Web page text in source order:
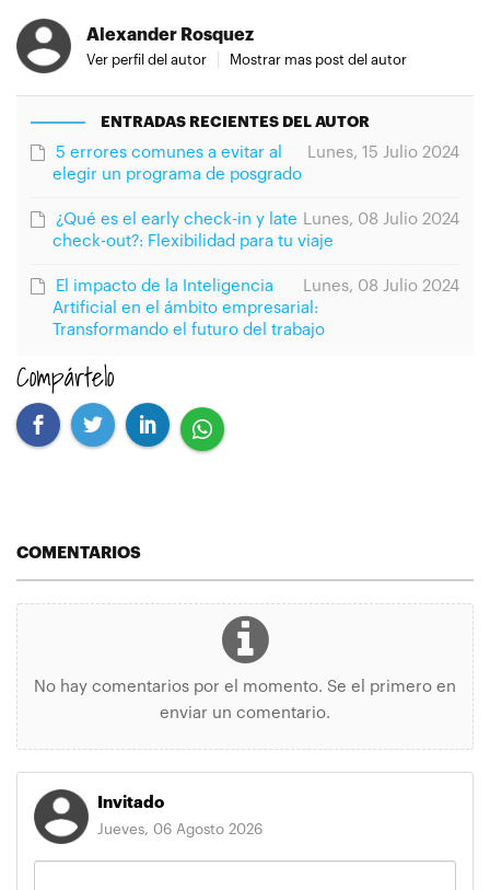
Alexander Rosquez
Ver perfil del autor Mostrar mas post del autor
ENTRADAS RECIENTES DEL AUTOR
Lunes, 15 Julio 2024
5 errores comunes a evitar al
elegir un programa de posgrado
Lunes, 08 Julio 2024
¿Qué es el early check-in y late
check-out?: Flexibilidad para tu viaje
Lunes, 08 Julio 2024
El impacto de la Inteligencia
Artificial en el ámbito empresarial:
Transformando el futuro del trabajo
Compártelo
COMENTARIOS
No hay comentarios por el momento. Se el primero en
enviar un comentario.
Invitado
Jueves, 06 Agosto 2026